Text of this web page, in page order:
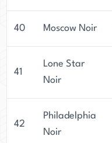
40 Moscow Noir
41
Lone Star
Noir
42
Philadelphia
Noir